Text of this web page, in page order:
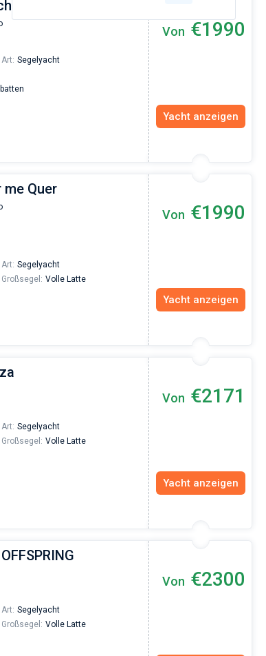
Art: Segelyacht
Von €1990
Yacht anzeigen
me Quer
Art: Segelyacht
Großsegel: Volle Latte
Von €1990
Yacht anzeigen
Art: Segelyacht
Großsegel: Volle Latte
Von €2171
Yacht anzeigen
Art: Segelyacht
Großsegel: Volle Latte
Von €2300